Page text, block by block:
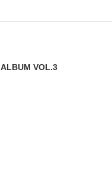
VOL.3